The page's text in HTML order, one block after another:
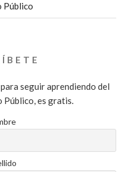
Público
seguir aprendiendo del
Público, es gratis.